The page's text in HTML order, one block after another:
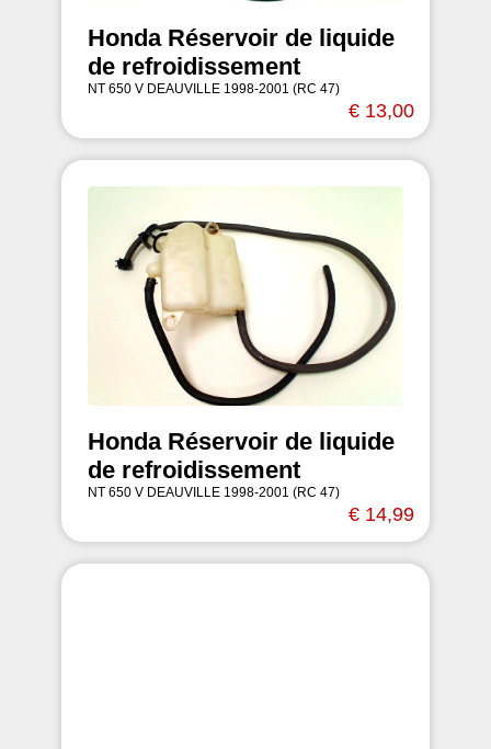
Honda Réservoir de liquide
de refroidissement
NT 650 V DEAUVILLE 1998-2001 (RC 47)
€ 13,00
Honda Réservoir de liquide
de refroidissement
NT 650 V DEAUVILLE 1998-2001 (RC 47)
€ 14,99